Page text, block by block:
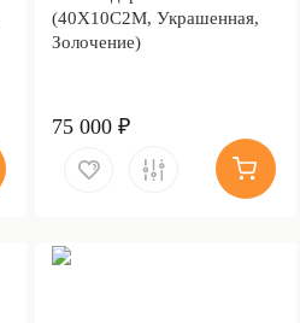
(40Х10С2М, Украшенная,
Золочение)
75 000 ₽